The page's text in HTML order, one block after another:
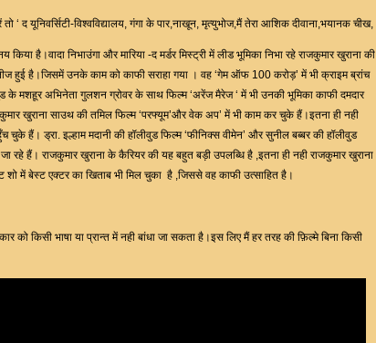
‘ द यूनिवर्सिटी-विश्वविद्यालय, गंगा के पार,नाखून, मृत्युभोज,मैं तेरा आशिक दीवाना,भयानक चीख,
किया है।वादा निभाउंगा और मारिया -द मर्डर मिस्ट्री में लीड भूमिका निभा रहे राजकुमार खुराना की
हुई है।जिसमें उनके काम को काफी सराहा गया । वह ‘गेम ऑफ 100 करोड़’ में भी क्राइम ब्रांच
के मशहूर अभिनेता गुलशन ग्रोवर के साथ फिल्म ‘अरेंज मैरेज ‘ में भी उनकी भूमिका काफी दमदार
खुराना साउथ की तमिल फिल्म ‘परफ्यूम’और वेक अप’ में भी काम कर चुके हैं।इतना ही नही
हैं। ड्रा. इल्हाम मदानी की हॉलीवुड फिल्म ‘फीनिक्स वीमेन’ और सुनील बब्बर की हॉलीवुड
रहे हैं। राजकुमार खुराना के कैरियर की यह बहुत बड़ी उपलब्धि है ,इतना ही नही राजकुमार खुराना
में बेस्ट एक्टर का खिताब भी मिल चुका है ,जिससे वह काफी उत्साहित है।
को किसी भाषा या प्रान्त में नही बांधा जा सकता है।इस लिए मैं हर तरह की फ़िल्मे बिना किसी